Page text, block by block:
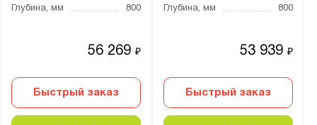
Глубина, мм
800
56 269₽
Быстрый заказ
Глубина, мм
800
53 939₽
Быстрый заказ